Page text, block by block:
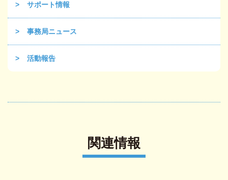
サポート情報
事務局ニュース
活動報告
関連情報